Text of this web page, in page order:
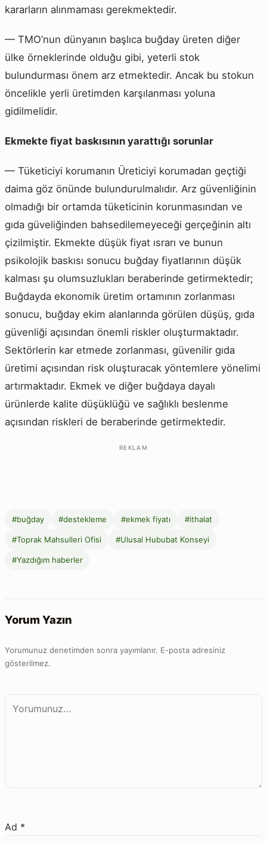
kararların alınmaması gerekmektedir.
— TMO’nun dünyanın başlıca buğday üreten diğer
ülke örneklerinde olduğu gibi, yeterli stok
bulundurması önem arz etmektedir. Ancak bu stokun
öncelikle yerli üretimden karşılanması yoluna
gidilmelidir.
Ekmekte fiyat baskısının yarattığı sorunlar
— Tüketiciyi korumanın Üreticiyi korumadan geçtiği
daima göz önünde bulundurulmalıdır. Arz güvenliğinin
olmadığı bir ortamda tüketicinin korunmasından ve
gıda güveliğinden bahsedilemeyeceği gerçeğinin altı
çizilmiştir. Ekmekte düşük fiyat ısrarı ve bunun
psikolojik baskısı sonucu buğday fiyatlarının düşük
kalması şu olumsuzlukları beraberinde getirmektedir;
Buğdayda ekonomik üretim ortamının zorlanması
sonucu, buğday ekim alanlarında görülen düşüş, gıda
güvenliği açısından önemli riskler oluşturmaktadır.
Sektörlerin kar etmede zorlanması, güvenilir gıda
üretimi açısından risk oluşturacak yöntemlere yönelimi
artırmaktadır. Ekmek ve diğer buğdaya dayalı
ürünlerde kalite düşüklüğü ve sağlıklı beslenme
açısından riskleri de beraberinde getirmektedir.
REKLAM
#buğday #destekleme #ekmek fiyatı #ithalat
#Toprak Mahsulleri Ofisi #Ulusal Hububat Konseyi
#Yazdığım haberler
Yorum Yazın
Yorumunuz denetimden sonra yayımlanır. E-posta adresiniz
gösterilmez.
Yorum
Ad *